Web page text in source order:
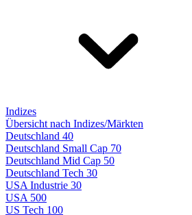
Indizes
Übersicht nach Indizes/Märkten
Deutschland 40
Deutschland Small Cap 70
Deutschland Mid Cap 50
Deutschland Tech 30
USA Industrie 30
USA 500
US Tech 100